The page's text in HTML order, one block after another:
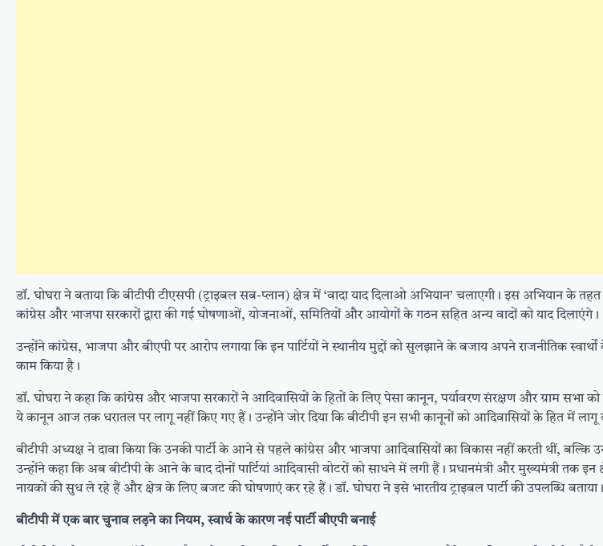
डॉ. घोघरा ने बताया कि बीटीपी टीएसपी (ट्राइबल सब-प्लान) क्षेत्र में ‘वादा याद दिलाओ अभियान’ चलाएगी। इस अभियान के तहत
कांग्रेस और भाजपा सरकारों द्वारा की गई घोषणाओं, योजनाओं, समितियों और आयोगों के गठन सहित अन्य वादों को याद दिलाएंगे।
उन्होंने कांग्रेस, भाजपा और बीएपी पर आरोप लगाया कि इन पार्टियों ने स्थानीय मुद्दों को सुलझाने के बजाय अपने राजनीतिक
काम किया है।
डॉ. घोघरा ने कहा कि कांग्रेस और भाजपा सरकारों ने आदिवासियों के हितों के लिए पेसा कानून, पर्यावरण संरक्षण और ग्राम
ये कानून आज तक धरातल पर लागू नहीं किए गए हैं। उन्होंने जोर दिया कि बीटीपी इन सभी कानूनों को आदिवासियों के हित में
बीटीपी अध्यक्ष ने दावा किया कि उनकी पार्टी के आने से पहले कांग्रेस और भाजपा आदिवासियों का विकास नहीं करती थीं, बल्कि
उन्होंने कहा कि अब बीटीपी के आने के बाद दोनों पार्टियां आदिवासी वोटरों को साधने में लगी हैं। प्रधानमंत्री और मुख्यमंत्री तक
नायकों की सुध ले रहे हैं और क्षेत्र के लिए बजट की घोषणाएं कर रहे हैं। डॉ. घोघरा ने इसे भारतीय ट्राइबल पार्टी की उपलब्धि बताया।
बीटीपी में एक बार चुनाव लड़ने का नियम, स्वार्थ के कारण नई पार्टी बीएपी बनाई